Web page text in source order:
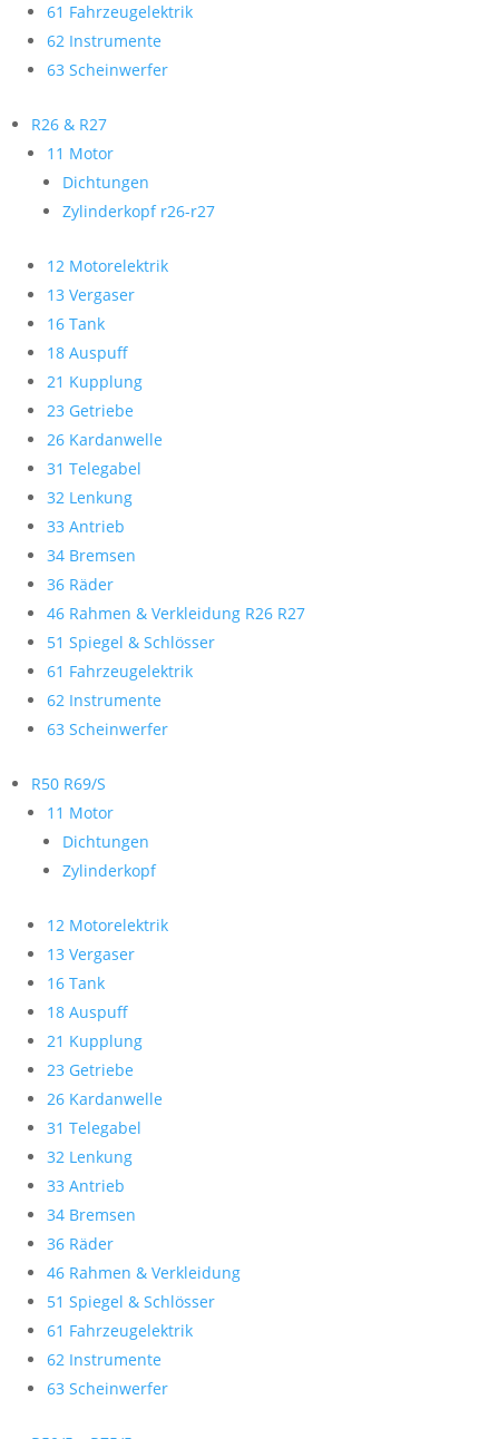
61 Fahrzeugelektrik
62 Instrumente
63 Scheinwerfer
R26 & R27
11 Motor
Dichtungen
Zylinderkopf r26-r27
12 Motorelektrik
13 Vergaser
16 Tank
18 Auspuff
21 Kupplung
23 Getriebe
26 Kardanwelle
31 Telegabel
32 Lenkung
33 Antrieb
34 Bremsen
36 Räder
46 Rahmen & Verkleidung R26 R27
51 Spiegel & Schlösser
61 Fahrzeugelektrik
62 Instrumente
63 Scheinwerfer
R50 R69/S
11 Motor
Dichtungen
Zylinderkopf
12 Motorelektrik
13 Vergaser
16 Tank
18 Auspuff
21 Kupplung
23 Getriebe
26 Kardanwelle
31 Telegabel
32 Lenkung
33 Antrieb
34 Bremsen
36 Räder
46 Rahmen & Verkleidung
51 Spiegel & Schlösser
61 Fahrzeugelektrik
62 Instrumente
63 Scheinwerfer